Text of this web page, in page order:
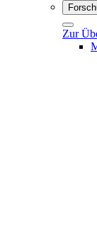
Zur